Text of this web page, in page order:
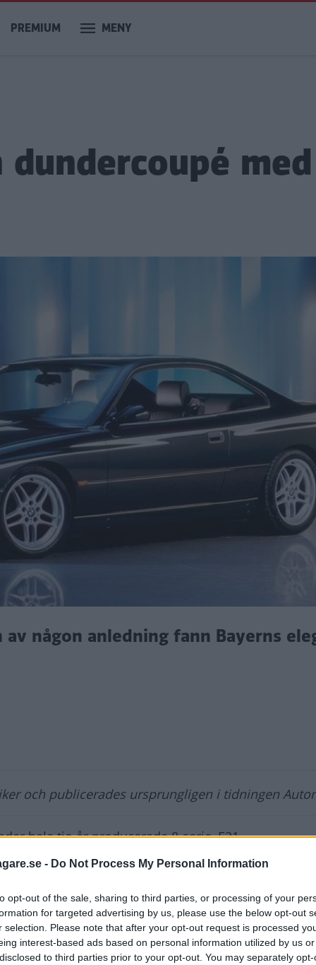
- Do Not Process My Personal Information
opt-out of the sale, sharing to third parties, or processing of your
for targeted advertising by us, please use the below opt-out
selection. Please note that after your opt-out request is processed
interest-based ads based on personal information utilized by us
to third parties prior to your opt-out. You may separately
PREMIUM MENY
dundercoupé med
av någon anledning fann Bayerns
och publicerades ursprungligen i tidningen
hela tio år producerade 8-serie, E31.
nyhetsspäckad salong till och med för att vara tysk.
– inte helt olik BMW fast i en lägre division –
snabb hädanfärd.
om BMW och Braun ingått ett äktenskap med
skulle sopa rent i den lilla konkurrens som